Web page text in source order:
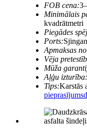
FOB cena:
Minimālais
kvadrātmetri
Piegādes
Ports:
Apmaksas
Vēja
Mūža
Aļģu izturība:
Tips:Karstās
pieprasījums